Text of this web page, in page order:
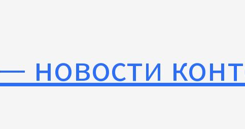
новости